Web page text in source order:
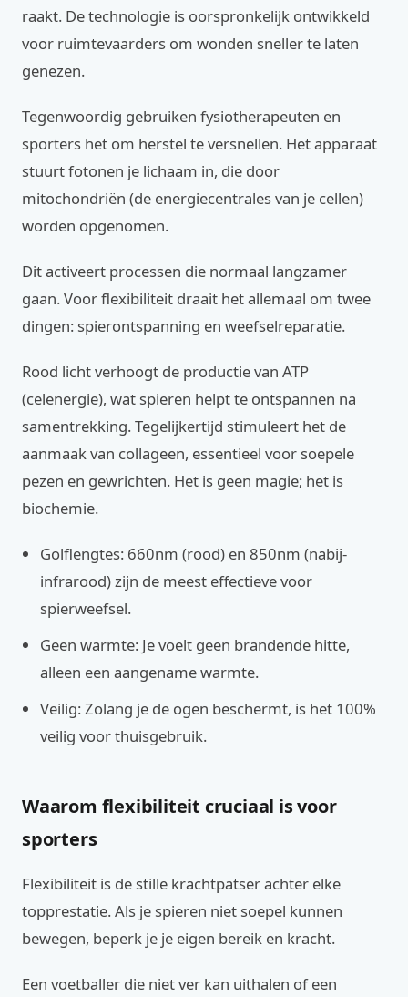
raakt. De technologie is oorspronkelijk ontwikkeld
voor ruimtevaarders om wonden sneller te laten
genezen.
Tegenwoordig gebruiken fysiotherapeuten en
sporters het om herstel te versnellen. Het apparaat
stuurt fotonen je lichaam in, die door
mitochondriën (de energiecentrales van je cellen)
worden opgenomen.
Dit activeert processen die normaal langzamer
gaan. Voor flexibiliteit draait het allemaal om twee
dingen: spierontspanning en weefselreparatie.
Rood licht verhoogt de productie van ATP
(celenergie), wat spieren helpt te ontspannen na
samentrekking. Tegelijkertijd stimuleert het de
aanmaak van collageen, essentieel voor soepele
pezen en gewrichten. Het is geen magie; het is
biochemie.
Golflengtes: 660nm (rood) en 850nm (nabij-
infrarood) zijn de meest effectieve voor
spierweefsel.
Geen warmte: Je voelt geen brandende hitte,
alleen een aangename warmte.
Veilig: Zolang je de ogen beschermt, is het 100%
veilig voor thuisgebruik.
Waarom flexibiliteit cruciaal is voor
sporters
Flexibiliteit is de stille krachtpatser achter elke
topprestatie. Als je spieren niet soepel kunnen
bewegen, beperk je je eigen bereik en kracht.
Een voetballer die niet ver kan uithalen of een